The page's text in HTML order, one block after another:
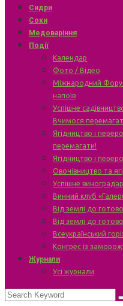
Сидри
Соки
Медоваріння
Події
Календар
Фото / Відео
Міжнародний Форум
напоїв
Успішне
Вчимося
Ягідництво і
перемагати!
Ягідництво і
Овочівництво та
Успішне
Винний клуб
Від землі до
Від землі до
Всеукраїнський
Конгрес із
Журнали
Усі журнали